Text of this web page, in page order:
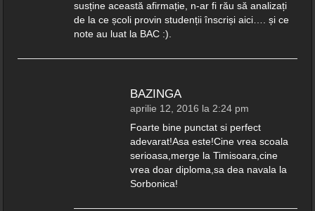
susține această afirmație, n-ar fi rău să analizați
de la ce școli provin studenții înscriși aici…. și ce
note au luat la BAC :).
BAZINGA
aprilie 12, 2016 la 2:24 pm
Foarte bine punctat si perfect
adevarat!Asa este!Cine vrea scoala
serioasa,merge la Timisoara,cine
vrea doar diploma,sa dea navala la
Sorbonica!